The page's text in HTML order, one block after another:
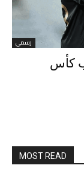
رسمي
كأس
MOST READ